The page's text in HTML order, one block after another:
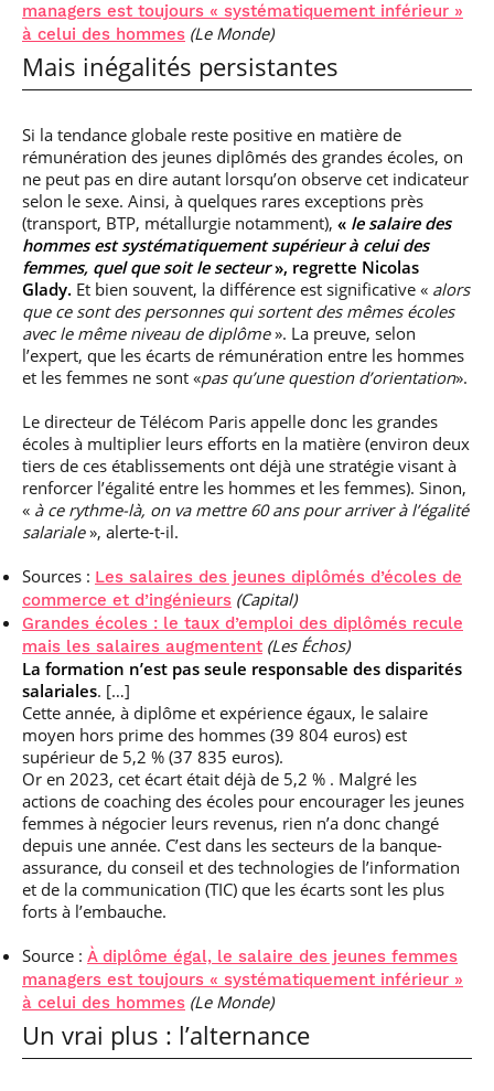
managers est toujours « systématiquement inférieur »
à celui des hommes (Le Monde)
Mais inégalités persistantes
Si la tendance globale reste positive en matière de
rémunération des jeunes diplômés des grandes écoles, on
ne peut pas en dire autant lorsqu’on observe cet indicateur
selon le sexe. Ainsi, à quelques rares exceptions près
(transport, BTP, métallurgie notamment), « le salaire des
hommes est systématiquement supérieur à celui des
femmes, quel que soit le secteur», regrette Nicolas
Glady. Et bien souvent, la différence est significative « alors
que ce sont des personnes qui sortent des mêmes écoles
avec le même niveau de diplôme». La preuve, selon
l’expert, que les écarts de rémunération entre les hommes
et les femmes ne sont «pas qu’une question d’orientation».
Le directeur de Télécom Paris appelle donc les grandes
écoles à multiplier leurs efforts en la matière (environ deux
tiers de ces établissements ont déjà une stratégie visant à
renforcer l’égalité entre les hommes et les femmes). Sinon,
« à ce rythme-là, on va mettre 60 ans pour arriver à l’égalité
salariale», alerte-t-il.
Sources : Les salaires des jeunes diplômés d’écoles de
commerce et d’ingénieurs (Capital)
Grandes écoles : le taux d’emploi des diplômés recule
mais les salaires augmentent (Les Échos)
La formation n’est pas seule responsable des disparités
salariales. […]
Cette année, à diplôme et expérience égaux, le salaire
moyen hors prime des hommes (39 804 euros) est
supérieur de 5,2 % (37 835 euros).
Or en 2023, cet écart était déjà de 5,2 % . Malgré les
actions de coaching des écoles pour encourager les jeunes
femmes à négocier leurs revenus, rien n’a donc changé
depuis une année. C’est dans les secteurs de la banque-
assurance, du conseil et des technologies de l’information
et de la communication (TIC) que les écarts sont les plus
forts à l’embauche.
Source : À diplôme égal, le salaire des jeunes femmes
managers est toujours « systématiquement inférieur »
à celui des hommes (Le Monde)
Un vrai plus : l’alternance